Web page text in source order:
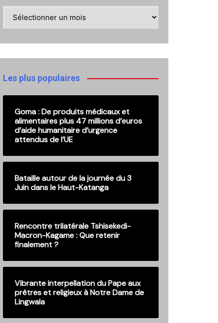
anciennes
publications
Les plus populaires
Goma : De produits médicaux et
alimentaires plus 47 millions d’euros
d’aide humanitaire d’urgence
attendus de l’UE
Bataille autour de la journée du 3
Juin dans le Haut-Katanga
Rencontre trilatérale Tshisekedi-
Macron-Kagame : Que retenir
finalement ?
Vibrante interpellation du Pape aux
prêtres et religieux à Notre Dame de
Lingwala